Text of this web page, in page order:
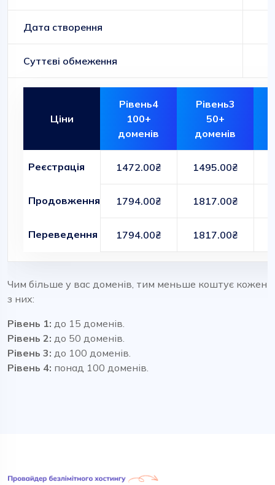
Дата створення
Суттєві обмеження
Ціни
Рівень4
100+
доменів
Рівень3
50+
доменів
Реєстрація 1472.00₴ 1495.00₴
Продовження 1794.00₴ 1817.00₴
Переведення 1794.00₴ 1817.00₴
Чим більше у вас доменів, тим меньше коштує кожен
з них:
Рівень 1: до 15 доменів.
Рівень 2: до 50 доменів.
Рівень 3: до 100 доменів.
Рівень 4: понад 100 доменів.